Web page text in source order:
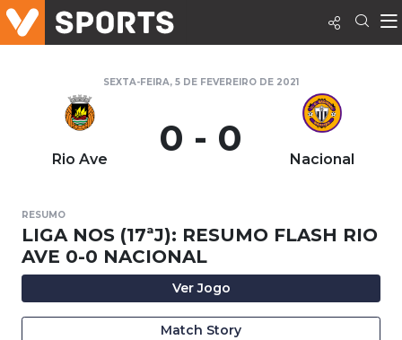
SEXTA-FEIRA, 5 DE FEVEREIRO DE 2021
Rio Ave 0 - 0 Nacional
RESUMO
LIGA NOS (17ªJ): RESUMO FLASH RIO
AVE 0-0 NACIONAL
Ver Jogo
Match Story